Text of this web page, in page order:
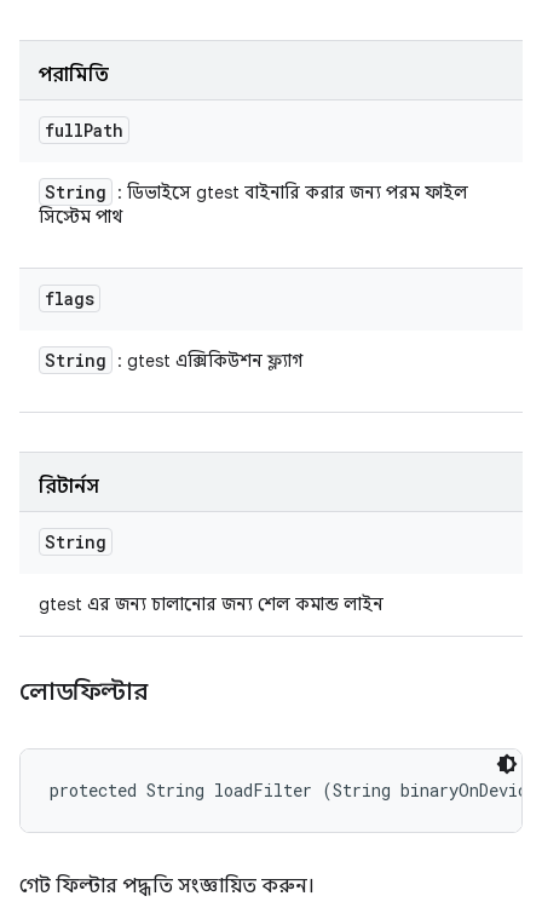
পরামিতি
fullPath
String
: ডিভাইসে gtest বাইনারি করার জন্য পরম ফাইল
সিস্টেম পাথ
flags
String : gtest এক্সিকিউশন ফ্ল্যাগ
রিটার্নস
String
gtest এর জন্য চালানোর জন্য শেল কমান্ড লাইন
লোডফিল্টার
protected String loadFilter (String
গেট ফিল্টার পদ্ধতি সংজ্ঞায়িত করুন।